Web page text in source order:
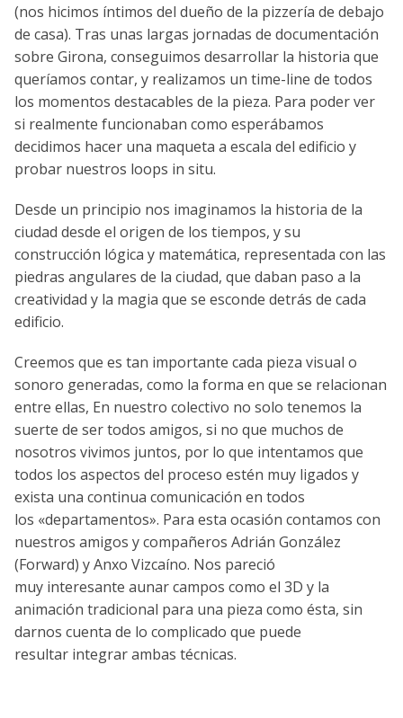
(nos hicimos íntimos del dueño de la pizzería de debajo
de casa). Tras unas largas jornadas de documentación
sobre Girona, conseguimos desarrollar la historia que
queríamos contar, y realizamos un time-line de todos
los momentos destacables de la pieza. Para poder ver
si realmente funcionaban como esperábamos
decidimos hacer una maqueta a escala del edificio y
probar nuestros loops in situ.
Desde un principio nos imaginamos la historia de la
ciudad desde el origen de los tiempos, y su
construcción lógica y matemática, representada con las
piedras angulares de la ciudad, que daban paso a la
creatividad y la magia que se esconde detrás de cada
edificio.
Creemos que es tan importante cada pieza visual o
sonoro generadas, como la forma en que se relacionan
entre ellas, En nuestro colectivo no solo tenemos la
suerte de ser todos amigos, si no que muchos de
nosotros vivimos juntos, por lo que intentamos que
todos los aspectos del proceso estén muy ligados y
exista una continua comunicación en todos
los «departamentos». Para esta ocasión contamos con
nuestros amigos y compañeros Adrián González
(Forward) y Anxo Vizcaíno. Nos pareció
muy interesante aunar campos como el 3D y la
animación tradicional para una pieza como ésta, sin
darnos cuenta de lo complicado que puede
resultar integrar ambas técnicas.